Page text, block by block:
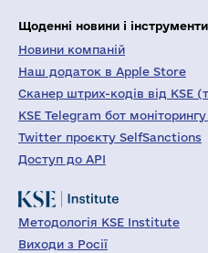
Щоденні новини і інструменти
Новини компаній
Наш додаток в Apple Store
Сканер штрих-кодів від KSE
KSE Telegram бот
Twitter проєкту SelfSanctions
Доступ до API
Методологія KSE Institute
Виходи з Росії